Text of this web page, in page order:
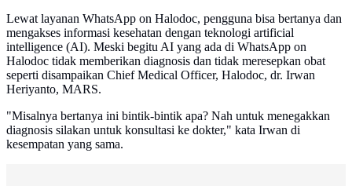
Lewat layanan WhatsApp on Halodoc, pengguna bisa bertanya dan
mengakses informasi kesehatan dengan teknologi artificial
intelligence (AI). Meski begitu AI yang ada di WhatsApp on
Halodoc tidak memberikan diagnosis dan tidak meresepkan obat
seperti disampaikan Chief Medical Officer, Halodoc, dr. Irwan
Heriyanto, MARS.
"Misalnya bertanya ini bintik-bintik apa? Nah untuk menegakkan
diagnosis silakan untuk konsultasi ke dokter," kata Irwan di
kesempatan yang sama.